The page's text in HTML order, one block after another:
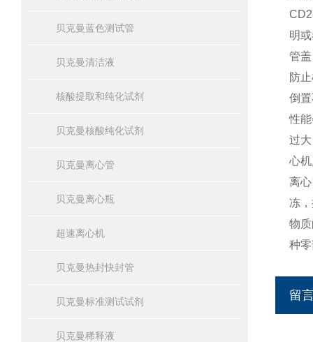
贝克曼蓝色测试管
贝克曼清洁液
核酸提取和纯化试剂
贝克曼核酸纯化试剂
贝克曼离心管
贝克曼离心瓶
超速离心机
贝克曼热封快封管
贝克曼标准测试试剂
贝克曼稀释液
明
管
防
倒
性
过
心
离
冻
物
种
留